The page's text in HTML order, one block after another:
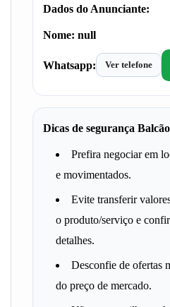
Dados do Anunciante:
Nome: null
Whatsapp: Ver telefone
Dicas de segurança Balcão
Prefira negociar em
e movimentados.
Evite transferir
o produto/serviço e
detalhes.
Desconfie de ofertas
do preço de mercado.